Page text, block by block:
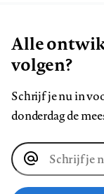
Alle
volgen?
Schrijf je nu in
donderdag de
E-
mailadres